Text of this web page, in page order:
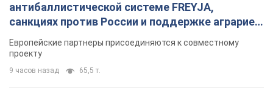
антибаллистической системе FREYJA,
санкциях против России и поддержке аграриев.
Видео
Европейские партнеры присоединяются к совместному
проекту
9 часов назад 65,5 т.